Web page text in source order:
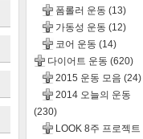
폼롤러 운동 (13)
가동성 운동 (12)
코어 운동 (14)
다이어트 운동 (620)
2015 운동 모음 (24)
2014 오늘의 운동
(230)
LOOK 8주 프로젝트